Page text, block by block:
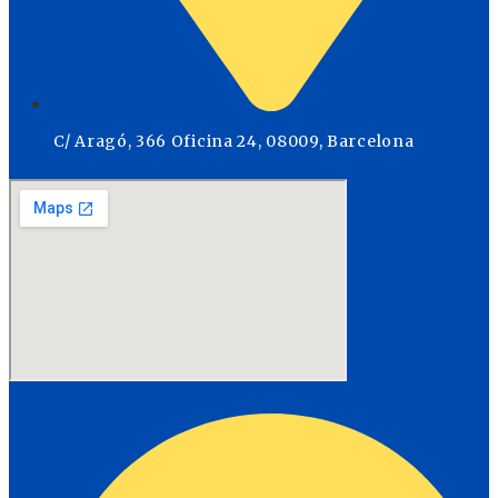
C/ Aragó, 366 Oficina 24, 08009, Barcelona